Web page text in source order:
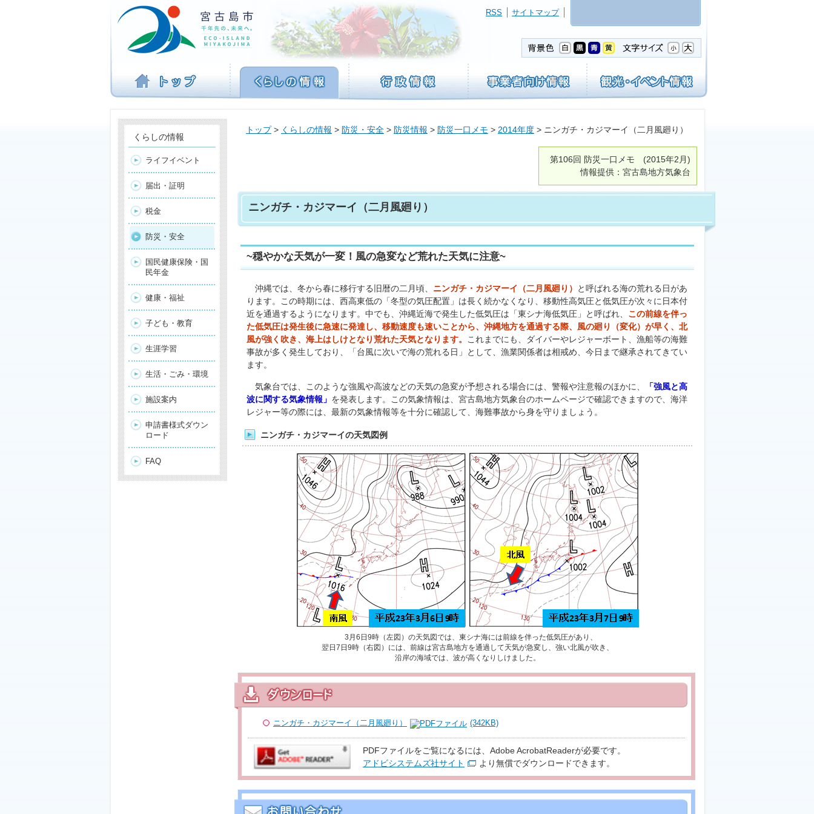
ビ
を
ば
す
サイトマップ
RSS
トップ> くらしの情報 > 防災・安全 > 防災情報 > 防災一口メモ > 2014年度 > ニンガチ・カジマーイ（二月風廻り）
第106回 防災一口メモ (2015年2月)
情報提供：宮古島地方気象台
ニンガチ・カジマーイ（二月風廻り）
~穏やかな天気が一変！風の急変など荒れた天気に注意~
沖縄では、冬から春に移行する旧暦の二月頃、 ニンガチ・カジマーイ（二月風廻り）
と呼ばれる海の荒れる日があ
ります。この時期には、西高東低の「冬型の気圧配置」は長く続かなくなり、移動性高気圧と低気圧が次々に日本付
近を通過するようになります。中でも、沖縄近海で発生した低気圧は「東シナ海低気圧」と呼ばれ、 この前線を伴っ
た低気圧は発生後に急速に発達し、移動速度も速いことから、沖縄地方を通過する際、風の廻り（変化）が早く、北
風が強く吹き、海上はしけとなり荒れた天気となります。
これまでにも、ダイバーやレジャーボート、漁船等の海難
事故が多く発生しており、「台風に次いで海の荒れる日」として、漁業関係者は相戒め、今日まで継承されてきてい
ます。
気象台では、このような強風や高波などの天気の急変が予想される場合には、警報や注意報のほかに、
「強風と高
波に関する気象情報」 を発表します。この気象情報は、宮古島地方気象台のホームページで確認できますので、海洋
レジャー等の際には、最新の気象情報等を十分に確認して、海難事故から身を守りましょう。
ニンガチ・カジマーイの天気図例
3月6日9時（左図）の天気図では、東シナ海には前線を伴った低気圧があり、
翌日7日9時（右図）には、前線は宮古島地方を通過して天気が急変し、強い北風が吹き、
沿岸の海域では、波が高くなりしけました。
ニンガチ・カジマーイ（二月風廻り） (342KB)
PDFファイルをご覧になるには、Adobe AcrobatReaderが必要です。
アドビシステムズ社サイト
より無償でダウンロードできます。
くらしの情報
ライフイベント
届出・証明
税金
防災・安全
国民健康保険・国
民年金
健康・福祉
子ども・教育
生涯学習
生活・ごみ・環境
施設案内
申請書様式ダウン
ロード
FAQ